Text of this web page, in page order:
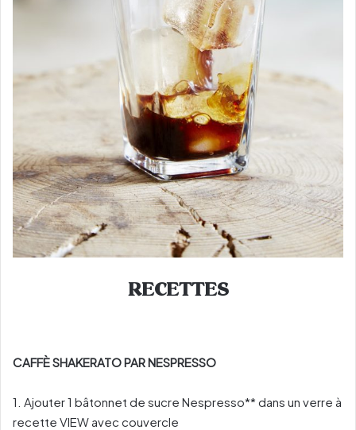
RECETTES
CAFFÈ SHAKERATO PAR NESPRESSO
1. Ajouter 1 bâtonnet de sucre Nespresso** dans un verre à
recette VIEW avec couvercle